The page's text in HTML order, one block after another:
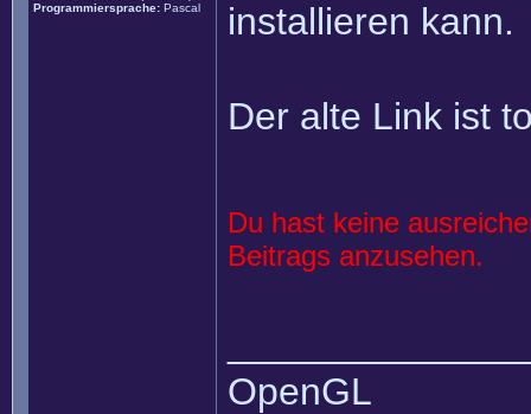
Programmiersprache: Pascal
installieren kann.
Der alte Link ist
Du hast keine
Beitrags anzusehen.
OpenGL